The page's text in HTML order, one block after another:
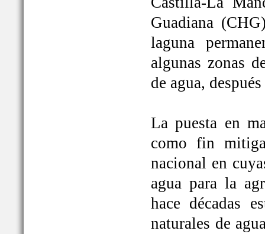
Guadiana
laguna
algunas zonas
de agua,
La puesta en
como fin
nacional en
agua para la
hace décadas
naturales de